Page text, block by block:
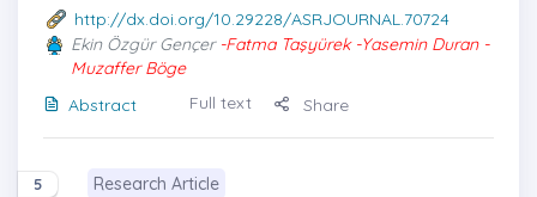
http://dx.doi.org/10.29228/ASRJOURNAL.70724
Ekin Özgür Gençer-Fatma Taşyürek -Yasemin Duran -
Muzaffer Böge
Abstract
Full text Share
5 Research Article